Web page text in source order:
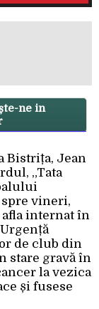
ne in
Bistrița, Jean
„Tata
spre vineri,
afla internat în
de club din
stare gravă în
la vezica
și fusese